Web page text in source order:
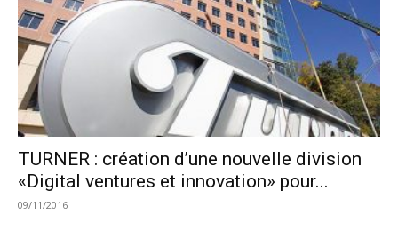
TURNER : création d’une nouvelle division
«Digital ventures et innovation» pour...
09/11/2016